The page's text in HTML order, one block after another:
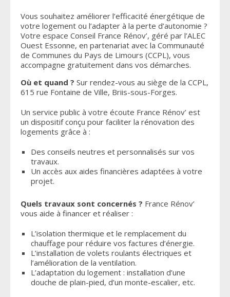
Vous souhaitez améliorer l’efficacité énergétique de
votre logement ou l’adapter à la perte d’autonomie ?
Votre espace Conseil France Rénov’, géré par l’ALEC
Ouest Essonne, en partenariat avec la Communauté
de Communes du Pays de Limours (CCPL), vous
accompagne gratuitement dans vos démarches.
Où et quand ? Sur rendez-vous au siège de la CCPL,
615 rue Fontaine de Ville, Briis-sous-Forges.
Un service public à votre écoute France Rénov’ est
un dispositif conçu pour faciliter la rénovation des
logements grâce à :
Des conseils neutres et personnalisés sur vos
travaux.
Un accès aux aides financières adaptées à votre
projet.
Quels travaux sont concernés ? France Rénov’
vous aide à financer et réaliser :
L’isolation thermique et le remplacement du
chauffage pour réduire vos factures d’énergie.
L’installation de volets roulants électriques et
l’amélioration de la ventilation.
L’adaptation du logement : installation d’une
douche de plain-pied, d’un monte-escalier, etc.